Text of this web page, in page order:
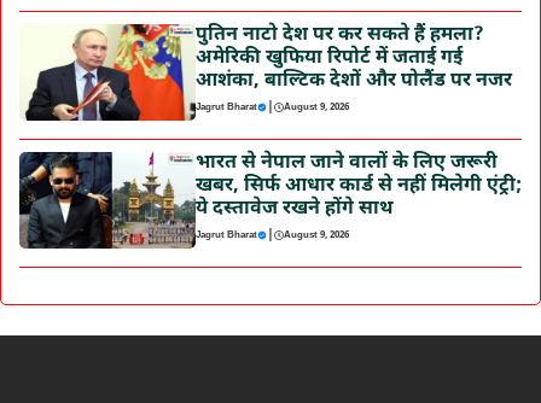
पुतिन नाटो देश पर कर सकते हैं हमला?
अमेरिकी खुफिया रिपोर्ट में जताई गई
आशंका, बाल्टिक देशों और पोलैंड पर नजर
Jagrut Bharat | August 9, 2026
भारत से नेपाल जाने वालों के लिए जरूरी
खबर, सिर्फ आधार कार्ड से नहीं मिलेगी एंट्री;
ये दस्तावेज रखने होंगे साथ
Jagrut Bharat | August 9, 2026